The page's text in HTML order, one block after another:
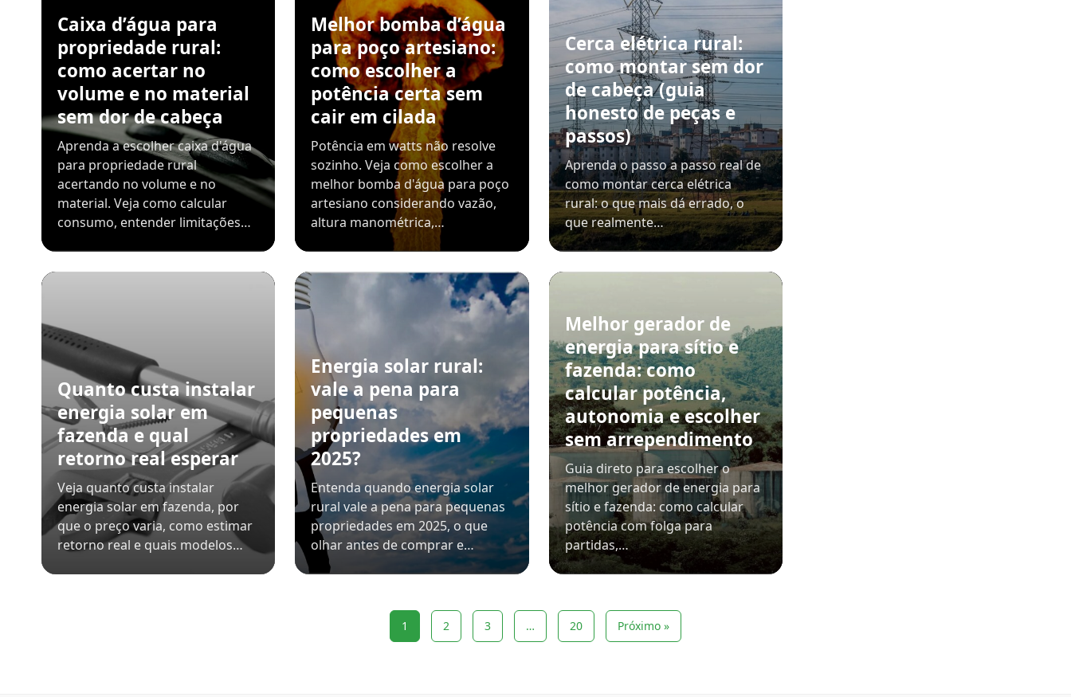
Caixa d’água para
propriedade rural:
como acertar no
volume e no material
sem dor de cabeça
Aprenda a escolher caixa d'água
para propriedade rural
acertando no volume e no
material. Veja como calcular
consumo, entender limitações…
Melhor bomba d’água
para poço artesiano:
como escolher a
potência certa sem
cair em cilada
Potência em watts não resolve
sozinho. Veja como escolher a
melhor bomba d'água para poço
artesiano considerando vazão,
altura manométrica,…
Cerca elétrica rural:
como montar sem dor
de cabeça (guia
honesto de peças e
passos)
Aprenda o passo a passo real de
como montar cerca elétrica
rural: o que mais dá errado, o
que realmente…
Quanto custa instalar
energia solar em
fazenda e qual
retorno real esperar
Veja quanto custa instalar
energia solar em fazenda, por
que o preço varia, como estimar
retorno real e quais modelos…
Energia solar rural:
vale a pena para
pequenas
propriedades em
2025?
Entenda quando energia solar
rural vale a pena para pequenas
propriedades em 2025, o que
olhar antes de comprar e…
Melhor gerador de
energia para sítio e
fazenda: como
calcular potência,
autonomia e escolher
sem arrependimento
Guia direto para escolher o
melhor gerador de energia para
sítio e fazenda: como calcular
potência com folga para
partidas,…
1 2 3 … 20 Próximo »